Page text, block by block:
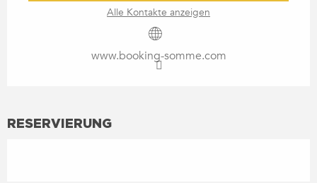
Alle Kontakte anzeigen
www.booking-somme.com
RESERVIERUNG